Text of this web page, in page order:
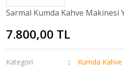
Sarmal Kumda Kahve Makinesi
7.800,00 TL
Kategori Kumda